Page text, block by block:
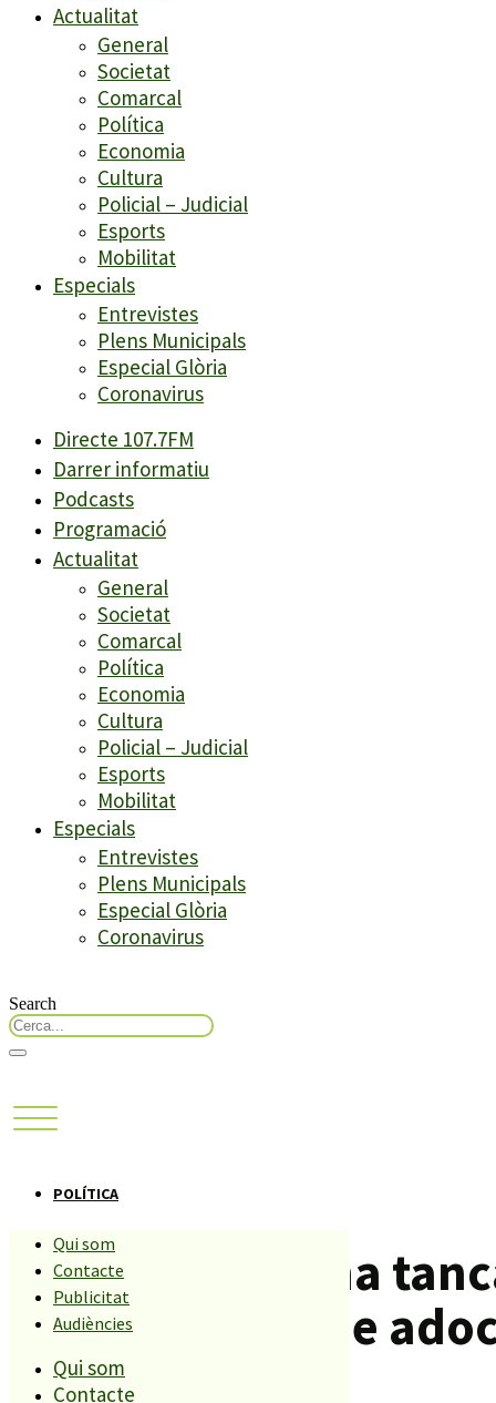
Actualitat
General
Societat
Comarcal
Política
Economia
Cultura
Policial – Judicial
Esports
Mobilitat
Especials
Entrevistes
Plens Municipals
Especial Glòria
Coronavirus
Directe 107.7FM
Darrer informatiu
Podcasts
Programació
Actualitat
General
Societat
Comarcal
Política
Economia
Cultura
Policial – Judicial
Esports
Mobilitat
Especials
Entrevistes
Plens Municipals
Especial Glòria
Coronavirus
Search
Qui som
Contacte
Publicitat
Audiències
Qui som
Contacte
POLÍTICA
Bermán demana
perquè creu que